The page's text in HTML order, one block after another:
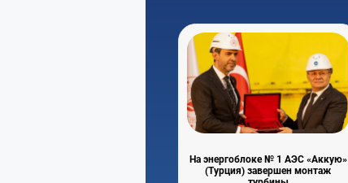
На энергоблоке № 1 АЭС «Аккую»
(Турция) завершен монтаж